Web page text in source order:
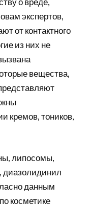
экспертов,
от контактного
из них не
вещества,
кремов, тоников,
липосомы,
диазолидинил
данным
косметике